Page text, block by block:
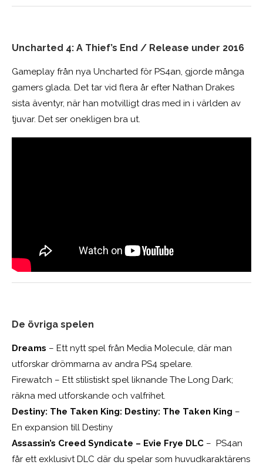
Uncharted 4: A Thief’s End / Release under 2016
Gameplay från nya Uncharted för PS4an, gjorde många
gamers glada. Det tar vid flera år efter Nathan Drakes
sista äventyr, när han motvilligt dras med in i världen av
tjuvar. Det ser onekligen bra ut.
De övriga spelen
Dreams – Ett nytt spel från Media Molecule, där man
utforskar drömmarna av andra PS4 spelare.
Firewatch – Ett stilistiskt spel liknande The Long Dark;
räkna med utforskande och valfrihet.
Destiny: The Taken King: Destiny: The Taken King –
En expansion till Destiny
Assassin’s Creed Syndicate – Evie Frye DLC – PS4an
får ett exklusivt DLC där du spelar som huvudkaraktärens